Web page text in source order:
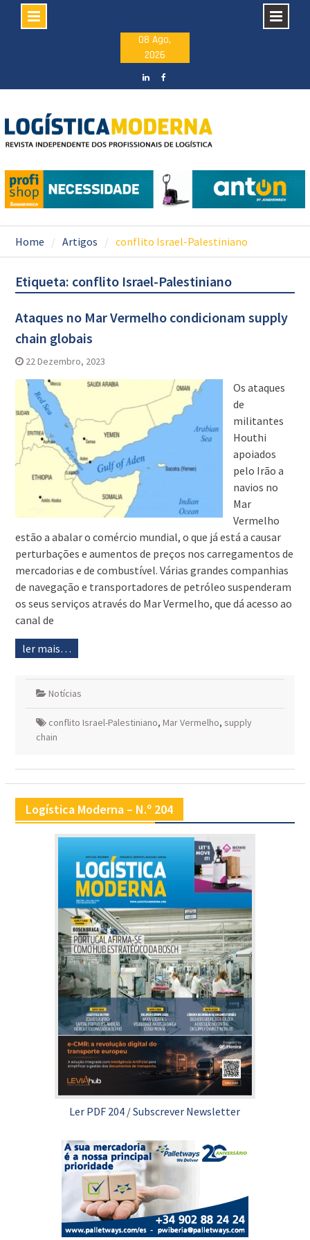
08 Ago,
2026
Home Artigos conflito Israel-Palestiniano
Etiqueta: conflito Israel-Palestiniano
Ataques no Mar Vermelho condicionam supply
chain globais
22 Dezembro, 2023
Os ataques
de
militantes
Houthi
apoiados
pelo Irão a
navios no
Mar
Vermelho
estão a abalar o comércio mundial, o que já está a causar
perturbações e aumentos de preços nos carregamentos de
mercadorias e de combustível. Várias grandes companhias
de navegação e transportadores de petróleo suspenderam
os seus serviços através do Mar Vermelho, que dá acesso ao
canal de
ler mais…
Notícias
conflito Israel-Palestiniano, Mar Vermelho, supply
chain
Logística Moderna – N.º 204
Ler PDF 204 /Subscrever Newsletter